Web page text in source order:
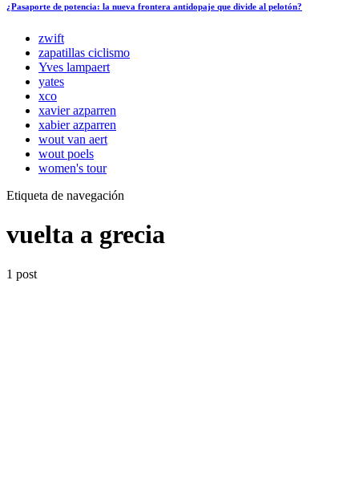
¿Pasaporte de potencia: la nueva frontera antidopaje que divide al pelotón?
zwift
zapatillas ciclismo
Yves lampaert
yates
xco
xavier azparren
xabier azparren
wout van aert
wout poels
women's tour
Etiqueta de navegación
vuelta a grecia
1 post